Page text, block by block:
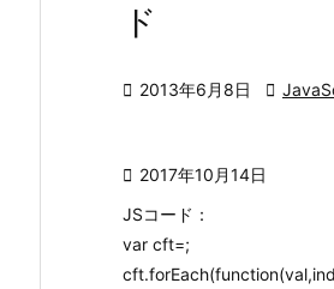
ド
 2013年6月8日 
 2017年10月14日
JSコード：
var cft=;